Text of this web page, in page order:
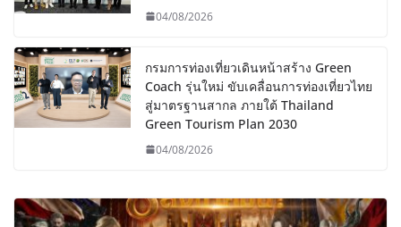
04/08/2026
กรมการท่องเที่ยวเดินหน้าสร้าง Green
Coach รุ่นใหม่ ขับเคลื่อนการท่องเที่ยวไทย
สู่มาตรฐานสากล ภายใต้ Thailand
Green Tourism Plan 2030
04/08/2026